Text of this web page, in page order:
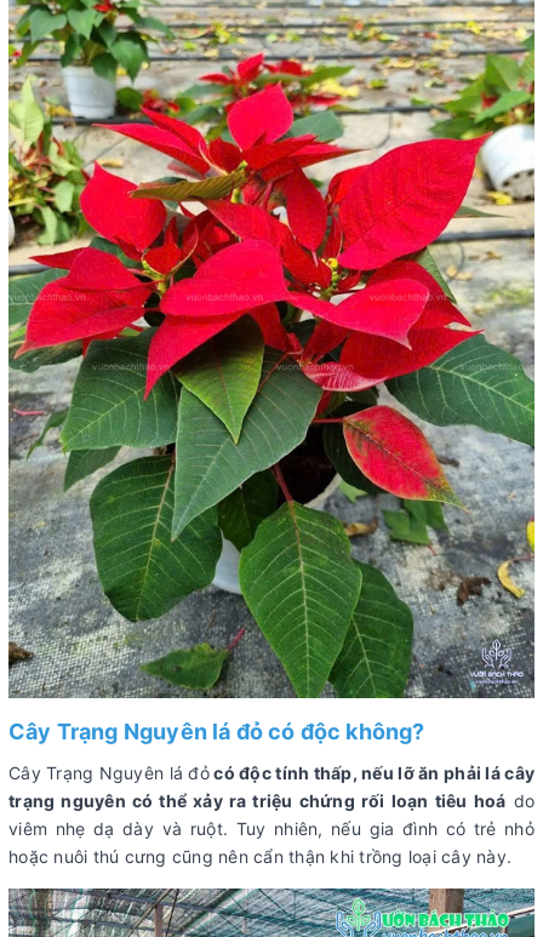
Cây Trạng Nguyên lá đỏ có độc không?
Cây Trạng Nguyên lá đỏcó độc tính thấp, nếu lỡ ăn phải lá cây
trạng nguyên có thể xảy ra triệu chứng rối loạn tiêu hoá do
viêm nhẹ dạ dày và ruột. Tuy nhiên, nếu gia đình có trẻ nhỏ
hoặc nuôi thú cưng cũng nên cẩn thận khi trồng loại cây này.